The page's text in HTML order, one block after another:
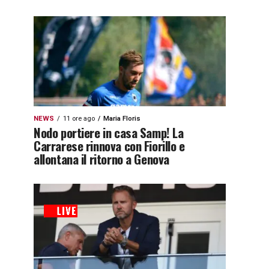
NEWS 11 ore ago Maria Floris
Nodo portiere in casa Samp! La
Carrarese rinnova con Fiorillo e
allontana il ritorno a Genova